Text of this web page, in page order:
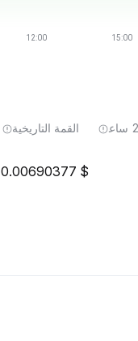
حجم التداول طوال 24 ساع
القمة التاريخية
0.00690377